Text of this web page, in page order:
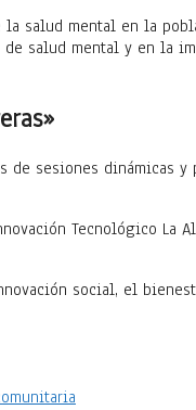
salud mental en la
salud mental y en la
de sesiones dinámicas
Tecnológico La
social, el